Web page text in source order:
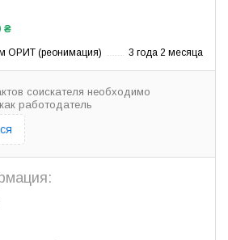
₴
ОРИТ (реонимация) 3 года 2 месяца
соискателя необходимо
работодатель